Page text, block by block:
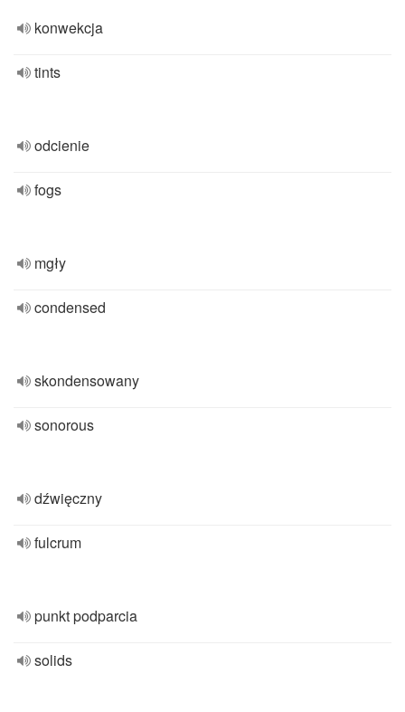
konwekcja
tints
odcienie
fogs
mgły
condensed
skondensowany
sonorous
dźwięczny
fulcrum
punkt podparcia
solids